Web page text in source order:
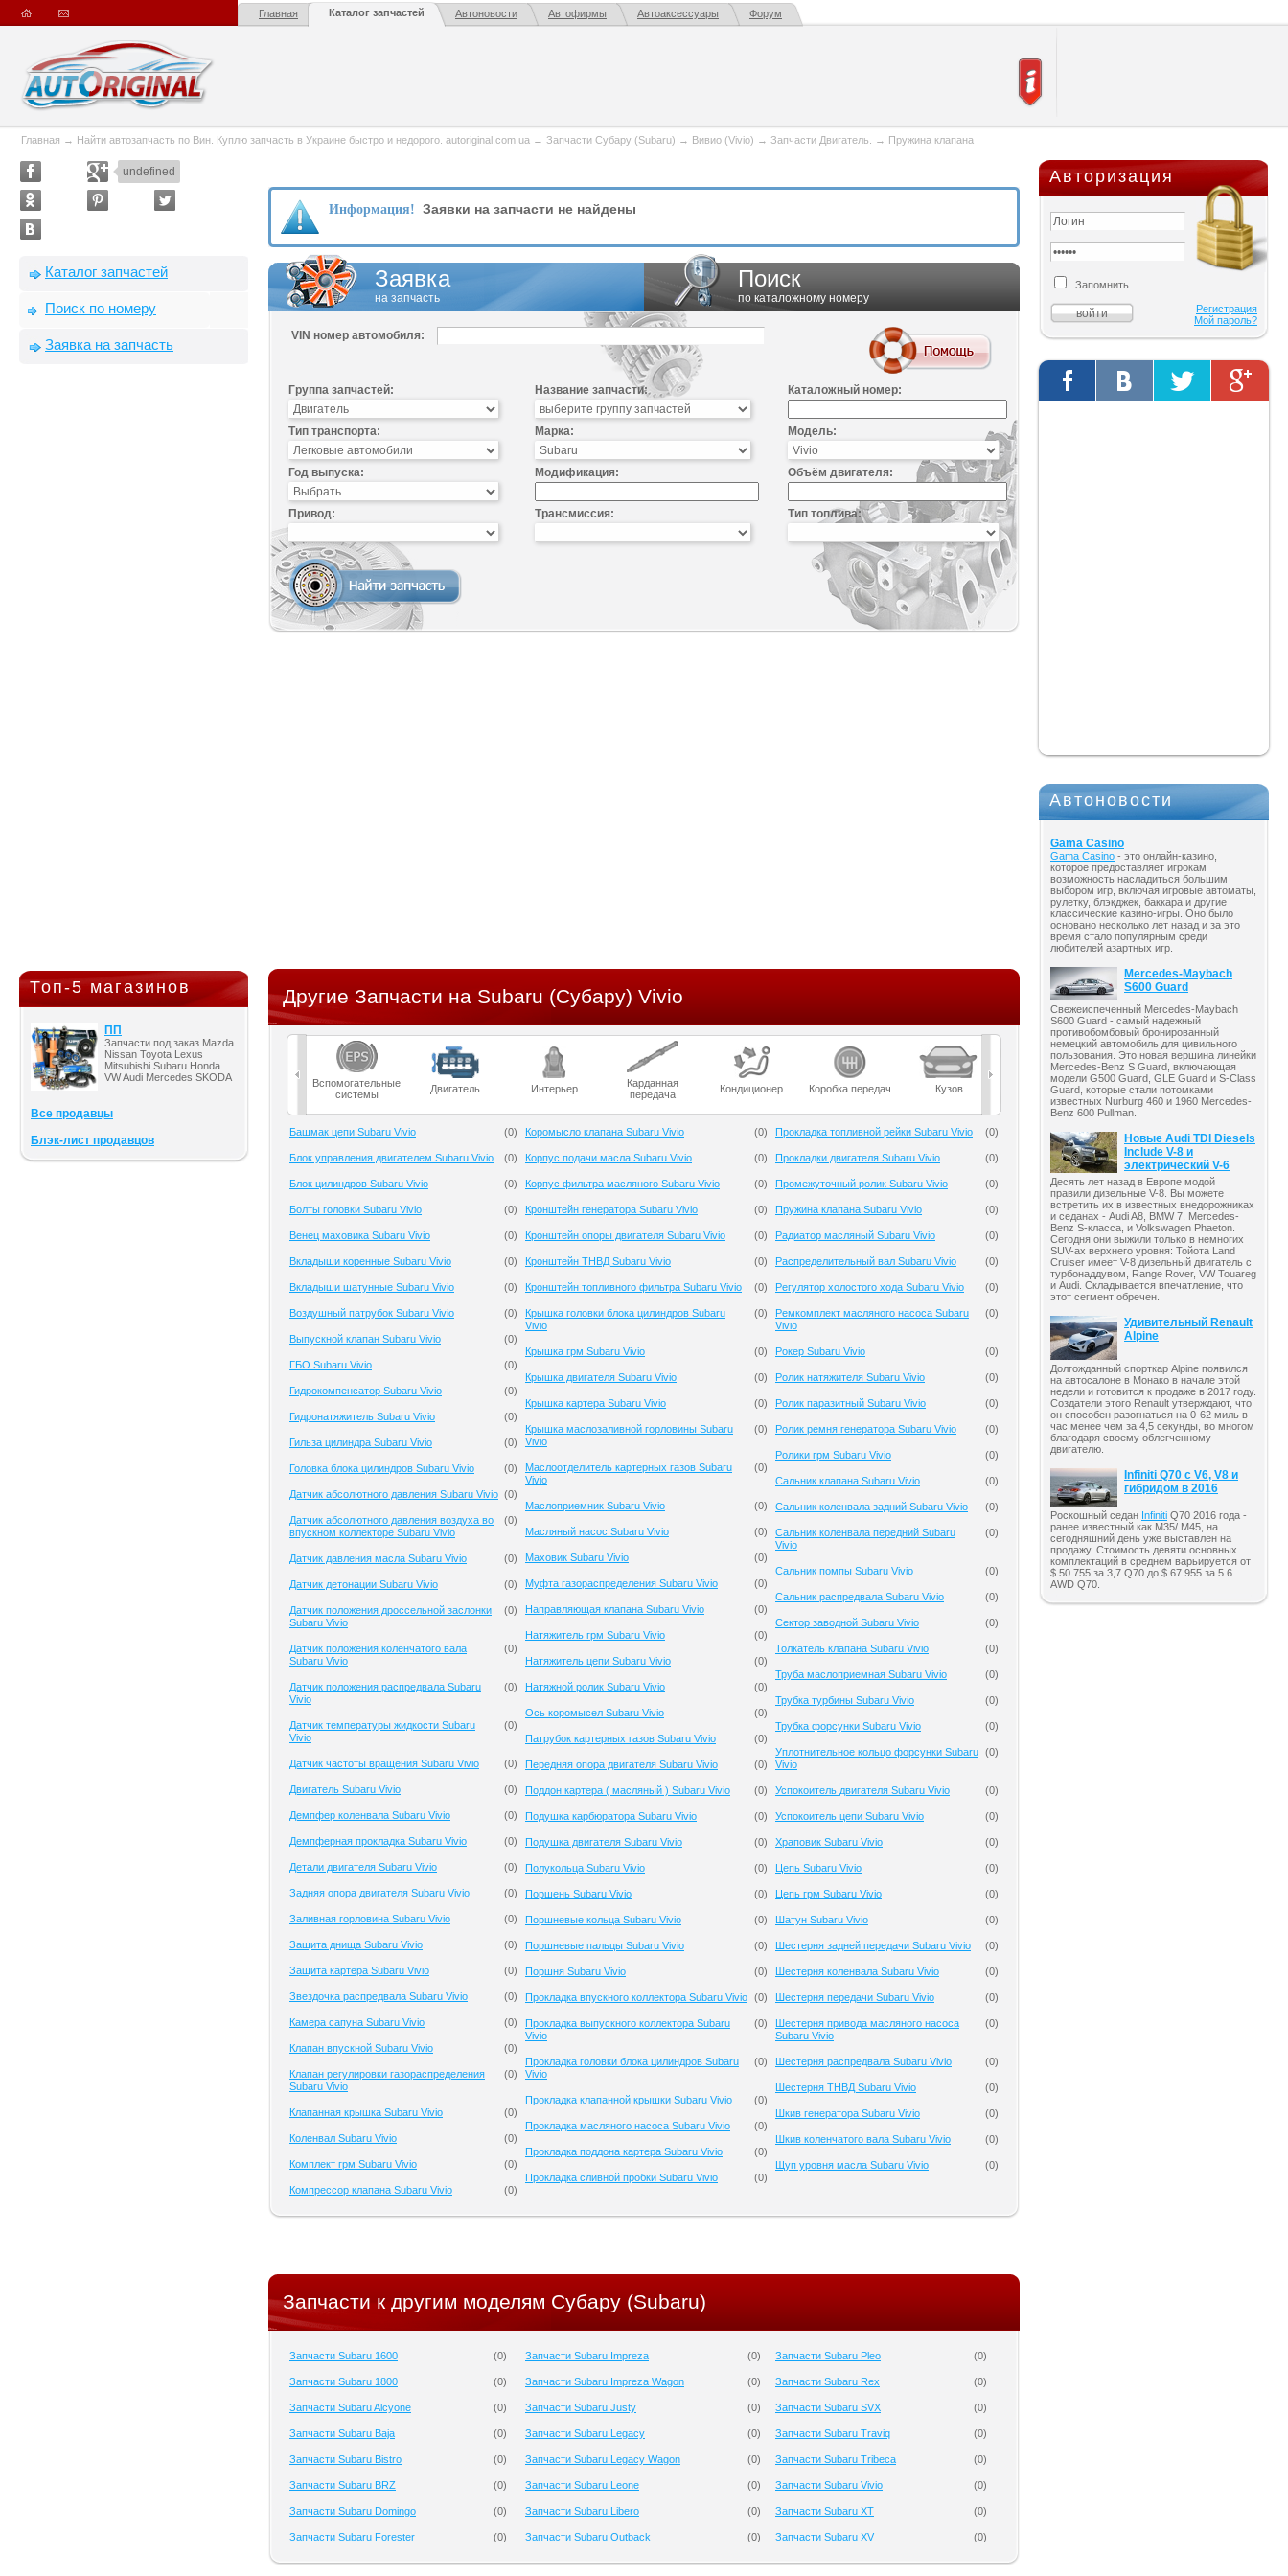
Главная Каталог запчастей Автоновости Автофирмы Автоаксессуары Форум
Главная → Найти автозапчасть по Вин. Куплю запчасть в Украине быстро и недорого. autoriginal.com.ua → Запчасти Субару (Subaru) → Вивио (Vivio) → Запчасти Двигатель. → Пружина клапана
undefined
Каталог запчастей
Поиск по номеру
Заявка на запчасть
Топ-5 магазинов
ПП
Запчасти под заказ Mazda
Nissan Toyota Lexus
Mitsubishi Subaru Honda
VW Audi Mercedes SKODA
Все продавцы
Блэк-лист продавцов
Информация! Заявки на запчасти не найдены
Заявка
на запчасть
Поиск
по каталожному номеру
VIN номер автомобиля:
Группа запчастей: Название запчасти: Каталожный номер:
Тип транспорта: Марка: Модель:
Год выпуска: Модификация: Объём двигателя:
Привод: Трансмиссия: Тип топлива:
Другие Запчасти на Subaru (Субару) Vivio
Вспомогательные
системы
Двигатель Интерьер
Карданная
передача
Кондиционер Коробка передач Кузов Масла Мост
Башмак цепи Subaru Vivio (0)
Блок управления двигателем Subaru Vivio (0)
Блок цилиндров Subaru Vivio (0)
Болты головки Subaru Vivio (0)
Венец маховика Subaru Vivio (0)
Вкладыши коренные Subaru Vivio (0)
Вкладыши шатунные Subaru Vivio (0)
Воздушный патрубок Subaru Vivio (0)
Выпускной клапан Subaru Vivio (0)
ГБО Subaru Vivio (0)
Гидрокомпенсатор Subaru Vivio (0)
Гидронатяжитель Subaru Vivio (0)
Гильза цилиндра Subaru Vivio (0)
Головка блока цилиндров Subaru Vivio (0)
Датчик абсолютного давления Subaru Vivio (0)
Датчик абсолютного давления воздуха во
впускном коллекторе Subaru Vivio
(0)
Датчик давления масла Subaru Vivio (0)
Датчик детонации Subaru Vivio (0)
Датчик положения дроссельной заслонки
Subaru Vivio
(0)
Датчик положения коленчатого вала
Subaru Vivio
(0)
Датчик положения распредвала Subaru
Vivio
(0)
Датчик температуры жидкости Subaru
Vivio
(0)
Датчик частоты вращения Subaru Vivio (0)
Двигатель Subaru Vivio (0)
Демпфер коленвала Subaru Vivio (0)
Демпферная прокладка Subaru Vivio (0)
Детали двигателя Subaru Vivio (0)
Задняя опора двигателя Subaru Vivio (0)
Заливная горловина Subaru Vivio (0)
Защита днища Subaru Vivio (0)
Защита картера Subaru Vivio (0)
Звездочка распредвала Subaru Vivio (0)
Камера сапуна Subaru Vivio (0)
Клапан впускной Subaru Vivio (0)
Клапан регулировки газораспределения
Subaru Vivio
(0)
Клапанная крышка Subaru Vivio (0)
Коленвал Subaru Vivio (0)
Комплект грм Subaru Vivio (0)
Компрессор клапана Subaru Vivio (0)
Коромысло клапана Subaru Vivio (0)
Корпус подачи масла Subaru Vivio (0)
Корпус фильтра масляного Subaru Vivio (0)
Кронштейн генератора Subaru Vivio (0)
Кронштейн опоры двигателя Subaru Vivio (0)
Кронштейн ТНВД Subaru Vivio (0)
Кронштейн топливного фильтра Subaru Vivio (0)
Крышка головки блока цилиндров Subaru
Vivio
(0)
Крышка грм Subaru Vivio (0)
Крышка двигателя Subaru Vivio (0)
Крышка картера Subaru Vivio (0)
Крышка маслозаливной горловины Subaru
Vivio
(0)
Маслоотделитель картерных газов Subaru
Vivio
(0)
Маслоприемник Subaru Vivio (0)
Масляный насос Subaru Vivio (0)
Маховик Subaru Vivio (0)
Муфта газораспределения Subaru Vivio (0)
Направляющая клапана Subaru Vivio (0)
Натяжитель грм Subaru Vivio (0)
Натяжитель цепи Subaru Vivio (0)
Натяжной ролик Subaru Vivio (0)
Ось коромысел Subaru Vivio (0)
Патрубок картерных газов Subaru Vivio (0)
Передняя опора двигателя Subaru Vivio (0)
Поддон картера ( масляный ) Subaru Vivio (0)
Подушка карбюратора Subaru Vivio (0)
Подушка двигателя Subaru Vivio (0)
Полукольца Subaru Vivio (0)
Поршень Subaru Vivio (0)
Поршневые кольца Subaru Vivio (0)
Поршневые пальцы Subaru Vivio (0)
Поршня Subaru Vivio (0)
Прокладка впускного коллектора Subaru Vivio (0)
Прокладка выпускного коллектора Subaru
Vivio
(0)
Прокладка головки блока цилиндров Subaru
Vivio
(0)
Прокладка клапанной крышки Subaru Vivio (0)
Прокладка масляного насоса Subaru Vivio (0)
Прокладка поддона картера Subaru Vivio (0)
Прокладка сливной пробки Subaru Vivio (0)
Прокладка топливной рейки Subaru Vivio (0)
Прокладки двигателя Subaru Vivio (0)
Промежуточный ролик Subaru Vivio (0)
Пружина клапана Subaru Vivio (0)
Радиатор масляный Subaru Vivio (0)
Распределительный вал Subaru Vivio (0)
Регулятор холостого хода Subaru Vivio (0)
Ремкомплект масляного насоса Subaru
Vivio
(0)
Рокер Subaru Vivio (0)
Ролик натяжителя Subaru Vivio (0)
Ролик паразитный Subaru Vivio (0)
Ролик ремня генератора Subaru Vivio (0)
Ролики грм Subaru Vivio (0)
Сальник клапана Subaru Vivio (0)
Сальник коленвала задний Subaru Vivio (0)
Сальник коленвала передний Subaru
Vivio
(0)
Сальник помпы Subaru Vivio (0)
Сальник распредвала Subaru Vivio (0)
Сектор заводной Subaru Vivio (0)
Толкатель клапана Subaru Vivio (0)
Труба маслоприемная Subaru Vivio (0)
Трубка турбины Subaru Vivio (0)
Трубка форсунки Subaru Vivio (0)
Уплотнительное кольцо форсунки Subaru
Vivio
(0)
Успокоитель двигателя Subaru Vivio (0)
Успокоитель цепи Subaru Vivio (0)
Храповик Subaru Vivio (0)
Цепь Subaru Vivio (0)
Цепь грм Subaru Vivio (0)
Шатун Subaru Vivio (0)
Шестерня задней передачи Subaru Vivio (0)
Шестерня коленвала Subaru Vivio (0)
Шестерня передачи Subaru Vivio (0)
Шестерня привода масляного насоса
Subaru Vivio
(0)
Шестерня распредвала Subaru Vivio (0)
Шестерня ТНВД Subaru Vivio (0)
Шкив генератора Subaru Vivio (0)
Шкив коленчатого вала Subaru Vivio (0)
Щуп уровня масла Subaru Vivio (0)
Запчасти к другим моделям Субару (Subaru)
Запчасти Subaru 1600 (0)
Запчасти Subaru 1800 (0)
Запчасти Subaru Alcyone (0)
Запчасти Subaru Baja (0)
Запчасти Subaru Bistro (0)
Запчасти Subaru BRZ (0)
Запчасти Subaru Domingo (0)
Запчасти Subaru Forester (0)
Запчасти Subaru Impreza (0)
Запчасти Subaru Impreza Wagon (0)
Запчасти Subaru Justy (0)
Запчасти Subaru Legacy (0)
Запчасти Subaru Legacy Wagon (0)
Запчасти Subaru Leone (0)
Запчасти Subaru Libero (0)
Запчасти Subaru Outback (0)
Запчасти Subaru Pleo (0)
Запчасти Subaru Rex (0)
Запчасти Subaru SVX (0)
Запчасти Subaru Traviq (0)
Запчасти Subaru Tribeca (0)
Запчасти Subaru Vivio (0)
Запчасти Subaru XT (0)
Запчасти Subaru XV (0)
Авторизация
Запомнить
Регистрация
Мой пароль?
Автоновости
Gama Casino
Gama Casino - это онлайн-казино,
которое предоставляет игрокам
возможность насладиться большим
выбором игр, включая игровые автоматы,
рулетку, блэкджек, баккара и другие
классические казино-игры. Оно было
основано несколько лет назад и за это
время стало популярным среди
любителей азартных игр.
Mercedes-Maybach
S600 Guard
Свежеиспеченный Mercedes-Maybach
S600 Guard - самый надежный
противобомбовый бронированный
немецкий автомобиль для цивильного
пользования. Это новая вершина линейки
Mercedes-Benz S Guard, включающая
модели G500 Guard, GLE Guard и S-Class
Guard, которые стали потомками
известных Nurburg 460 и 1960 Mercedes-
Benz 600 Pullman.
Новые Audi TDI Diesels
Include V-8 и
электрический V-6
Десять лет назад в Европе модой
правили дизельные V-8. Вы можете
встретить их в известных внедорожниках
и седанах - Audi A8, BMW 7, Mercedes-
Benz S-класса, и Volkswagen Phaeton.
Сегодня они выжили только в немногих
SUV-ах верхнего уровня: Тойота Land
Cruiser имеет V-8 дизельный двигатель с
турбонаддувом, Range Rover, VW Touareg
и Audi. Складывается впечатление, что
этот сегмент обречен.
Удивительный Renault
Alpine
Долгожданный спорткар Alpine появился
на автосалоне в Монако в начале этой
недели и готовится к продаже в 2017 году.
Создатели этого Renault утверждают, что
он способен разогнаться на 0-62 миль в
час менее чем за 4,5 секунды, во многом
благодаря своему облегченному
двигателю.
Infiniti Q70 с V6, V8 и
гибридом в 2016
Роскошный седан Infiniti Q70 2016 года -
ранее известный как M35/ M45, на
сегодняшний день уже выставлен на
продажу. Стоимость девяти основных
комплектаций в среднем варьируется от
$ 50 755 за 3,7 Q70 до $ 67 955 за 5.6
AWD Q70.